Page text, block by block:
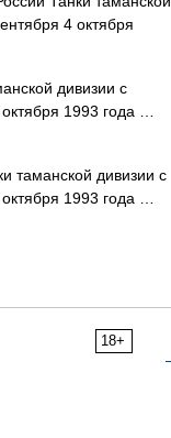
4 октября
дивизии с
1993 года …
таманской дивизии с
1993 года …
18+